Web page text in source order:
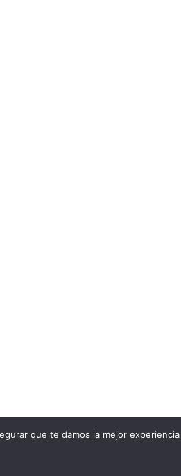
que te damos la mejor